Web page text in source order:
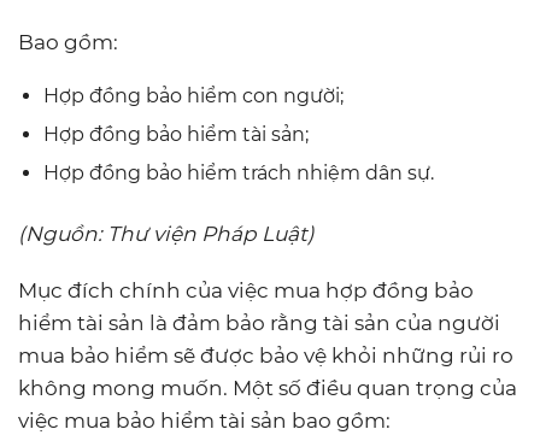
Bao gồm:
Hợp đồng bảo hiểm con người;
Hợp đồng bảo hiểm tài sản;
Hợp đồng bảo hiểm trách nhiệm dân sự.
(Nguồn: Thư viện Pháp Luật)
Mục đích chính của việc mua hợp đồng bảo
hiểm tài sản là đảm bảo rằng tài sản của người
mua bảo hiểm sẽ được bảo vệ khỏi những rủi ro
không mong muốn. Một số điều quan trọng của
việc mua bảo hiểm tài sản bao gồm: